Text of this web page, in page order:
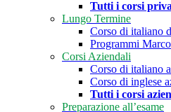
Tutti i corsi
Lungo Termine
Corso di italiano
Programmi
Corsi Aziendali
Corso di italiano
Corso di inglese
Tutti i corsi
Preparazione all’esame